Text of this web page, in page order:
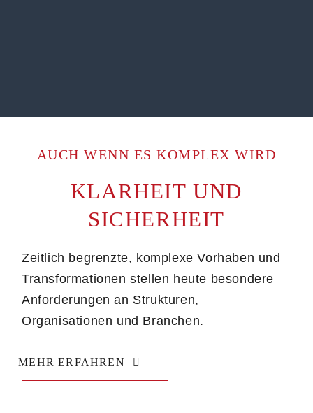
AUCH WENN ES KOMPLEX WIRD
KLARHEIT UND
SICHERHEIT
Zeitlich begrenzte, komplexe Vorhaben und
Transformationen stellen heute besondere
Anforderungen an Strukturen,
Organisationen und Branchen.
MEHR ERFAHREN